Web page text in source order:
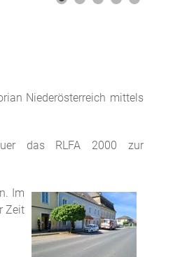
Niederösterreich mittels
das RLFA 2000 zur
Im
Zeit